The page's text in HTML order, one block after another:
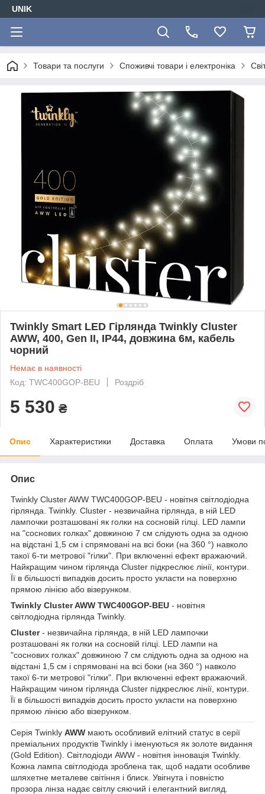
UNIK
Товари та послуги Споживчі товари і електроніка
Twinkly Smart LED Гірлянда Twinkly Cluster
AWW, 400, Gen II, IP44, довжина 6м, кабель
чорний
Немає в наявності
Код: TWC400GOP-BEU
Роздріб
5 530 ₴
Опис Характеристики Доставка Оплата Умови
Опис
Twinkly Cluster AWW TWC400GOP-BEU - новітня світлодіодна
гірлянда. Twinkly. Cluster - незвичайна гірлянда, в ній LED
лампочки розташовані як голки на сосновій гілці. LED лампи
на "соснових голках" довжиною 7 см слідують одна за одною
на відстані 1,5 см і спрямовані на всі боки (на 360 °) навколо
такої 6-ти метрової "гілки". При включенні ефект вражаючий.
Найкращим чином гірлянда Cluster підкреслює лінії, контури.
Її в більшості випадків досить просто укласти на поверхню
прямою лінією або візерунком.
Twinkly Cluster AWW TWC400GOP-BEU - новітня
світлодіодна гірлянда Twinkly.
Cluster- незвичайна гірлянда, в ній LED лампочки
розташовані як голки на сосновій гілці. LED лампи на
"соснових голках" довжиною 7 см слідують одна за одною на
відстані 1,5 см і спрямовані на всі боки (на 360 °) навколо
такої 6-ти метрової "гілки". При включенні ефект вражаючий.
Найкращим чином гірлянда Cluster підкреслює лінії, контури.
Її в більшості випадків досить просто укласти на поверхню
прямою лінією або візерунком.
Серія Twinkly AWW мають особливий елітний статус в серії
преміальних продуктів Twinkly і іменуються як золоте видання
(Gold Edition). Світлодіоди AWW - новітня інновація Twinkly.
Кожна лампа світлодіода зроблена так, щоб надати особливе
шляхетне металеве світіння і блиск. Увігнута і повністю
прозора лінза надає світлу сяючий і елегантний вигляд.